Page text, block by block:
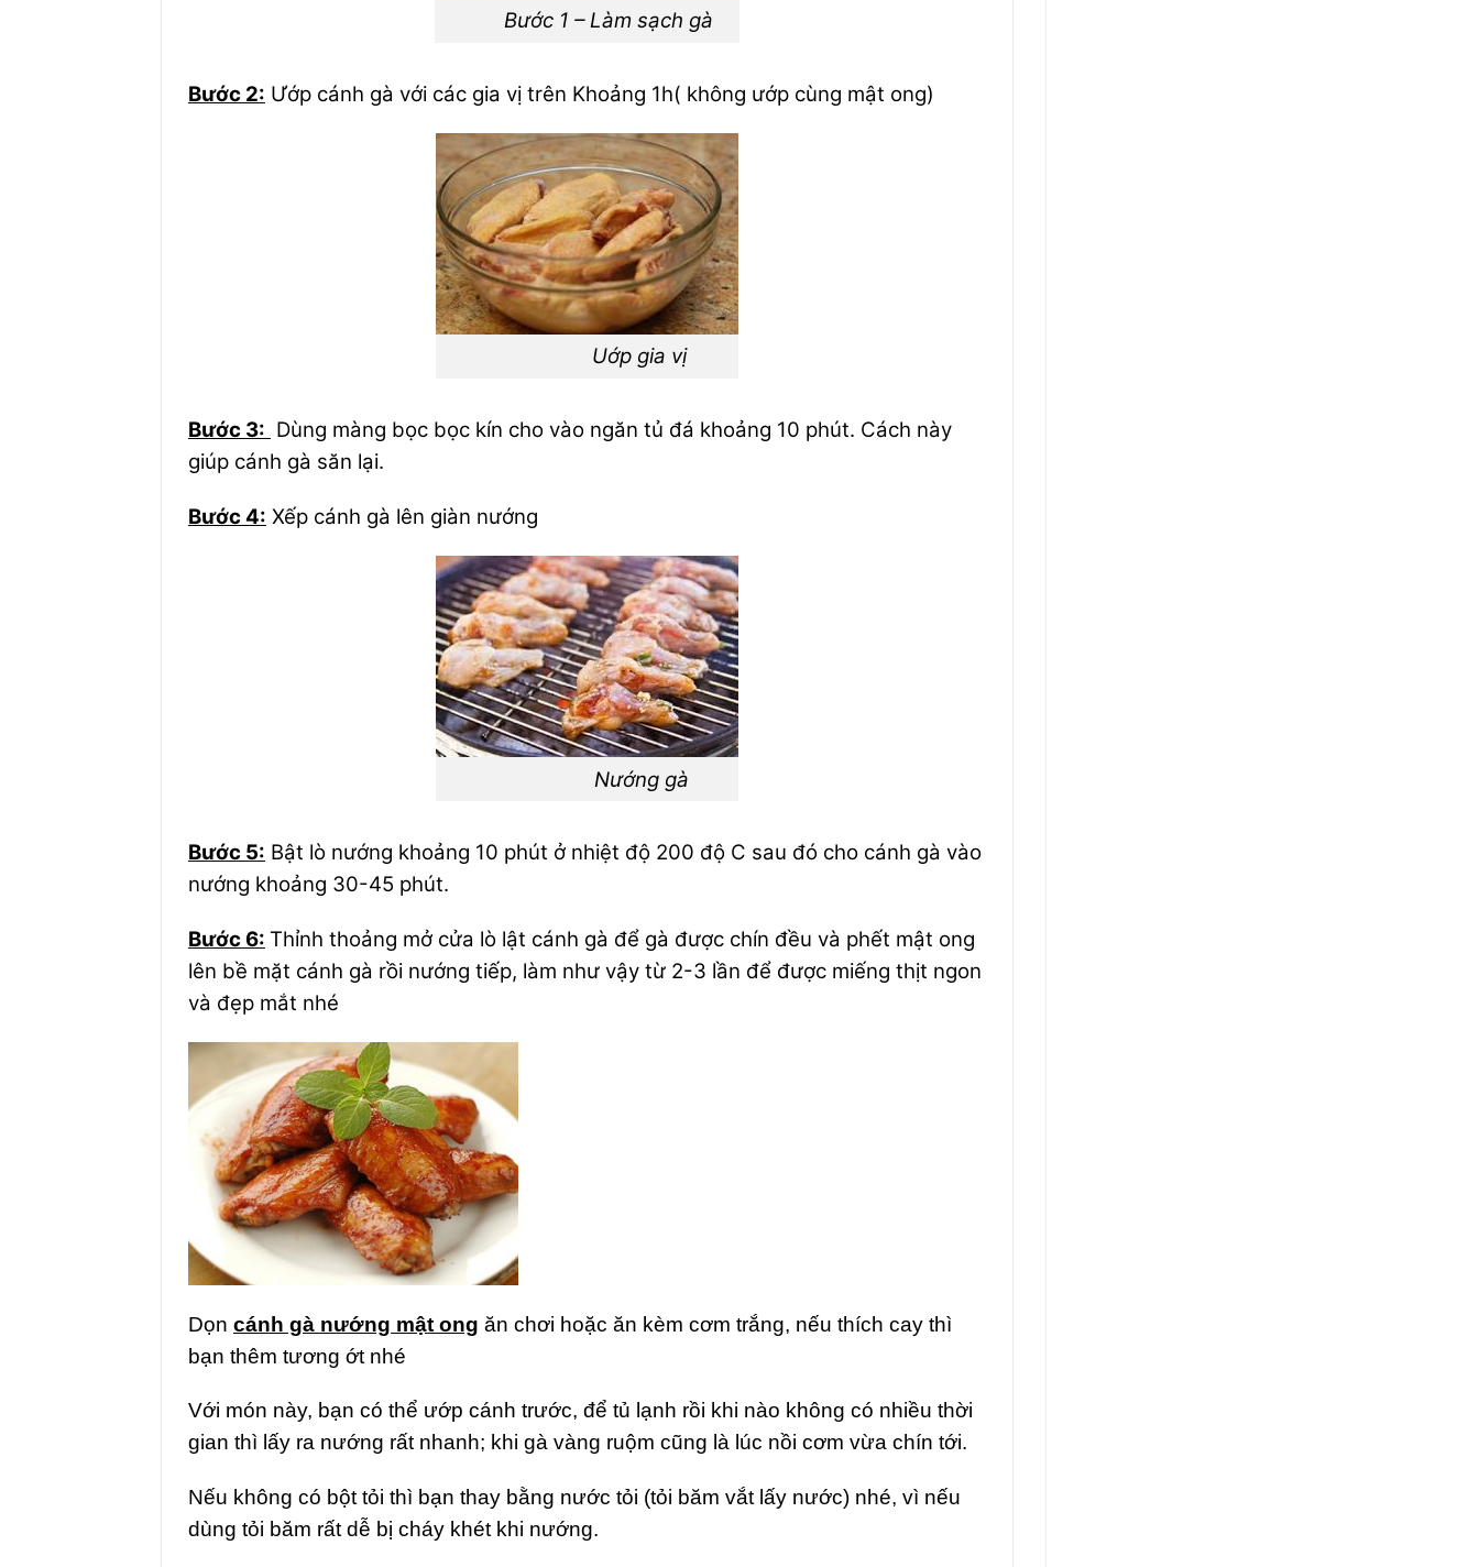
Bước 1 – Làm sạch gà
Bước 2: Ướp cánh gà với các gia vị trên Khoảng 1h( không ướp cùng mật ong)
Uớp gia vị
Bước 3: Dùng màng bọc bọc kín cho vào ngăn tủ đá khoảng 10 phút. Cách này
giúp cánh gà săn lại.
Bước 4: Xếp cánh gà lên giàn nướng
Nướng gà
Bước 5: Bật lò nướng khoảng 10 phút ở nhiệt độ 200 độ C sau đó cho cánh gà vào
nướng khoảng 30-45 phút.
Bước 6: Thỉnh thoảng mở cửa lò lật cánh gà để gà được chín đều và phết mật ong
lên bề mặt cánh gà rồi nướng tiếp, làm như vậy từ 2-3 lần để được miếng thịt ngon
và đẹp mắt nhé
Dọn cánh gà nướng mật ong ăn chơi hoặc ăn kèm cơm trắng, nếu thích cay thì
bạn thêm tương ớt nhé
Với món này, bạn có thể ướp cánh trước, để tủ lạnh rồi khi nào không có nhiều thời
gian thì lấy ra nướng rất nhanh; khi gà vàng ruộm cũng là lúc nồi cơm vừa chín tới.
Nếu không có bột tỏi thì bạn thay bằng nước tỏi (tỏi băm vắt lấy nước) nhé, vì nếu
dùng tỏi băm rất dễ bị cháy khét khi nướng.